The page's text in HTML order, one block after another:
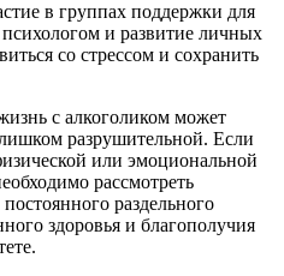
в группах поддержки для
и развитие личных
со стрессом и сохранить
с алкоголиком может
разрушительной. Если
или эмоциональной
рассмотреть
раздельного
здоровья и благополучия